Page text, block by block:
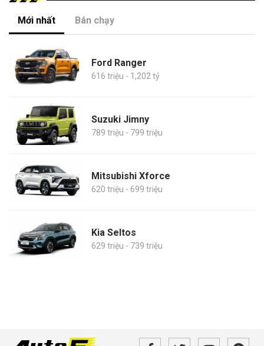
Mới nhất Bán chạy
Ford Ranger
616 triệu - 1,202 tỷ
Suzuki Jimny
789 triệu - 799 triệu
Mitsubishi Xforce
620 triệu - 699 triệu
Kia Seltos
629 triệu - 739 triệu